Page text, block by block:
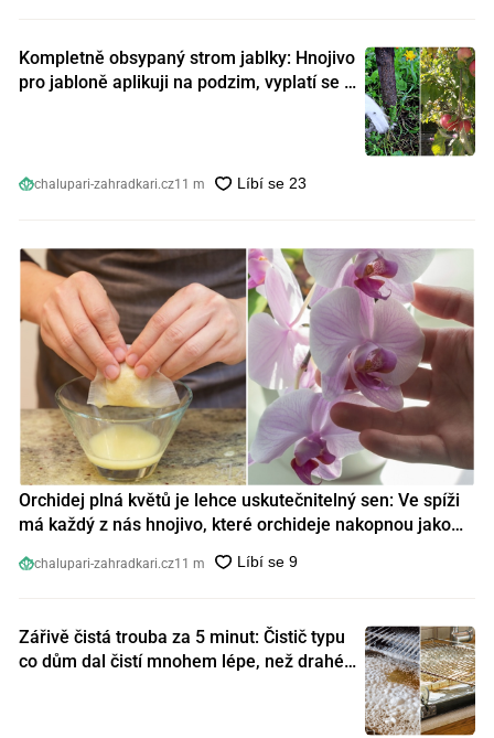
Kompletně obsypaný strom jablky: Hnojivo
pro jabloně aplikuji na podzim, vyplatí se s
chalupari-zahradkari.cz11 m
Orchidej plná květů je lehce uskutečnitelný sen: Ve spíži
má každý z nás hnojivo, které orchideje nakopnou jako
chalupari-zahradkari.cz11 m
Zářivě čistá trouba za 5 minut: Čistič typu
co dům dal čistí mnohem lépe, než drahé